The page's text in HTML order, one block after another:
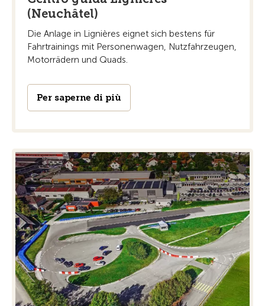
(Neuchâtel)
Die Anlage in Lignières eignet sich bestens für
Fahrtrainings mit Personenwagen, Nutzfahrzeugen,
Motorrädern und Quads.
Per saperne di più